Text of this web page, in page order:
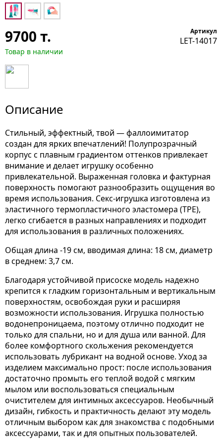
9700 т.
Товар в наличии
Артикул
LET-14017
Описание
Стильный, эффектный, твой — фаллоимитатор
создан для ярких впечатлений! Полупрозрачный
корпус с плавным градиентом оттенков привлекает
внимание и делает игрушку особенно
привлекательной. Выраженная головка и фактурная
поверхность помогают разнообразить ощущения во
время использования. Секс-игрушка изготовлена из
эластичного термопластичного эластомера (TPE),
легко сгибается в разных направлениях и подходит
для использования в различных положениях.
Общая длина -19 см, вводимая длина: 18 см, диаметр
в среднем: 3,7 см.
Благодаря устойчивой присоске модель надежно
крепится к гладким горизонтальным и вертикальным
поверхностям, освобождая руки и расширяя
возможности использования. Игрушка полностью
водонепроницаема, поэтому отлично подходит не
только для спальни, но и для душа или ванной. Для
более комфортного скольжения рекомендуется
использовать лубрикант на водной основе. Уход за
изделием максимально прост: после использования
достаточно промыть его теплой водой с мягким
мылом или воспользоваться специальным
очистителем для интимных аксессуаров. Необычный
дизайн, гибкость и практичность делают эту модель
отличным выбором как для знакомства с подобными
аксессуарами, так и для опытных пользователей.